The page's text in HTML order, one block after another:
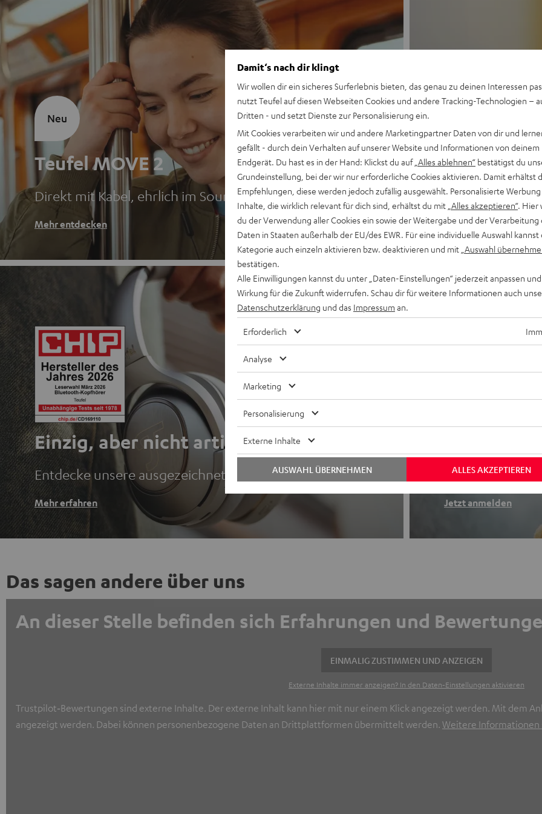
Teufel MOVE 2
Direkt mit Kabel, ehrlich im Sound
Mehr entdecken
Neu
MOTIV®
Stil trifft Sound
Mehr entdecken
Einzig, aber nicht artig.
Entdecke unsere ausgezeichneten Bluetooth-Kopfhörer
Mehr erfahren
Newsletter
Finde deinen
Erhalte bis zu
Jetzt anmelden
Das sagen andere über uns
An dieser Stelle befinden sich Erfahrungen und
EINMALIG ZUSTIMMEN UND ANZEIGEN
Externe Inhalte immer anzeigen? In den Daten‑Einstellungen aktivieren
Trustpilot‑Bewertungen sind externe Inhalte. Der externe Inhalt kann hier mit nur einem Klick angezeigt werden. Mit dem
angezeigt werden. Dabei können personenbezogene Daten an Drittplattformen übermittelt werden. Weitere Informationen
Damit‘s nach dir klingt
Wir wollen dir ein sicheres Surferlebnis bieten, das genau zu deinen Interessen
nutzt Teufel auf diesen Webseiten Cookies und andere Tracking-Technologien –
Dritten - und setzt Dienste zur Personalisierung ein.
Mit Cookies verarbeiten wir und andere Marketingpartner Daten von dir und
gefällt - durch dein Verhalten auf unserer Website und Informationen von deinem
Endgerät. Du hast es in der Hand: Klickst du auf „Alles ablehnen“ bestätigst du
Grundeinstellung, bei der wir nur erforderliche Cookies aktivieren. Damit erhältst
Empfehlungen, diese werden jedoch zufällig ausgewählt. Personalisierte
Inhalte, die wirklich relevant für dich sind, erhältst du mit „Alles akzeptieren“. Hier
du der Verwendung aller Cookies ein sowie der Weitergabe und der Verarbeitung
Daten in Staaten außerhalb der EU/des EWR. Für eine individuelle Auswahl kannst
Kategorie auch einzeln aktivieren bzw. deaktivieren und mit „Auswahl
bestätigen.
Alle Einwilligungen kannst du unter „Daten-Einstellungen“ jederzeit anpassen
Wirkung für die Zukunft widerrufen. Schau dir für weitere Informationen auch
Datenschutzerklärung und das Impressum an.
Erforderlich
Analyse
Marketing
Personalisierung
Externe Inhalte
ALLES AKZEPTIEREN
AUSWAHL ÜBERNEHMEN